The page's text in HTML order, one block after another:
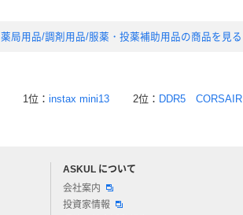
薬局用品/調剤用品/服薬・投薬補助用品の商品を見る
1位： instax mini13 2位： DDR5 CORSAIR
ASKUL について
会社案内
投資家情報